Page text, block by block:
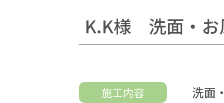
K.K様 洗面・お
施工内容 洗面